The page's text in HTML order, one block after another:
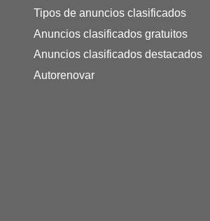
Tipos de anuncios clasificados
Anuncios clasificados gratuitos
Anuncios clasificados destacados
Autorenovar